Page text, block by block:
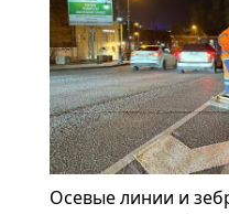
Осевые линии и